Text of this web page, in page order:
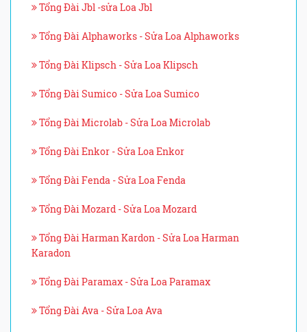
Tổng Đài Jbl -sửa Loa Jbl
Tổng Đài Alphaworks - Sửa Loa Alphaworks
Tổng Đài Klipsch - Sửa Loa Klipsch
Tổng Đài Sumico - Sửa Loa Sumico
Tổng Đài Microlab - Sửa Loa Microlab
Tổng Đài Enkor - Sửa Loa Enkor
Tổng Đài Fenda - Sửa Loa Fenda
Tổng Đài Mozard - Sửa Loa Mozard
Tổng Đài Harman Kardon - Sửa Loa Harman
Karadon
Tổng Đài Paramax - Sửa Loa Paramax
Tổng Đài Ava - Sửa Loa Ava